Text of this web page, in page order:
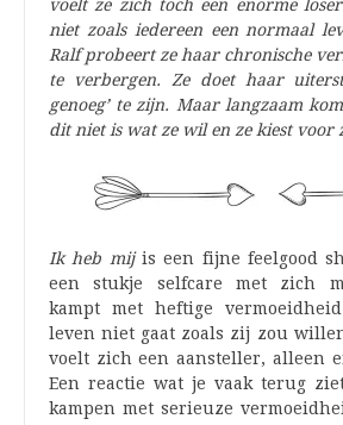
voelt ze zich toch een enorme
niet zoals iedereen een normaal
Ralf probeert ze haar chronische
te verbergen. Ze doet haar
genoeg’ te zijn. Maar langzaam
dit niet is wat ze wil en ze kiest voor
Ik heb mij is een fijne feelgood
een stukje selfcare met zich
kampt met heftige
leven niet gaat zoals zij zou
voelt zich een aansteller, alleen
Een reactie wat je vaak terug
kampen met serieuze